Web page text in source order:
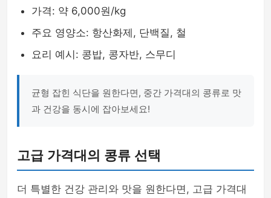
가격: 약 6,000원/kg
주요 영양소: 항산화제, 단백질, 철
요리 예시: 콩밥, 콩자반, 스무디
균형 잡힌 식단을 원한다면, 중간 가격대의 콩류로 맛
과 건강을 동시에 잡아보세요!
고급 가격대의 콩류 선택
더 특별한 건강 관리와 맛을 원한다면, 고급 가격대